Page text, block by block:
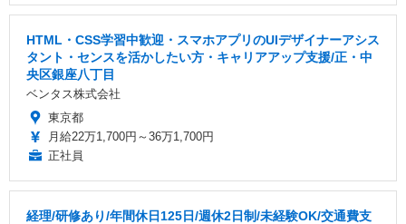
HTML・CSS学習中歓迎・スマホアプリのUIデザイナーアシス
タント・センスを活かしたい方・キャリアアップ支援/正・中
央区銀座八丁目
ベンタス株式会社
東京都
月給22万1,700円～36万1,700円
正社員
経理/研修あり/年間休日125日/週休2日制/未経験OK/交通費支